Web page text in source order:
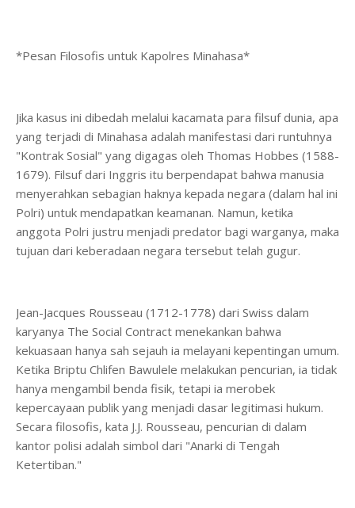
*Pesan Filosofis untuk Kapolres Minahasa*
Jika kasus ini dibedah melalui kacamata para filsuf dunia, apa
yang terjadi di Minahasa adalah manifestasi dari runtuhnya
"Kontrak Sosial" yang digagas oleh Thomas Hobbes (1588-
1679). Filsuf dari Inggris itu berpendapat bahwa manusia
menyerahkan sebagian haknya kepada negara (dalam hal ini
Polri) untuk mendapatkan keamanan. Namun, ketika
anggota Polri justru menjadi predator bagi warganya, maka
tujuan dari keberadaan negara tersebut telah gugur.
Jean-Jacques Rousseau (1712-1778) dari Swiss dalam
karyanya The Social Contract menekankan bahwa
kekuasaan hanya sah sejauh ia melayani kepentingan umum.
Ketika Briptu Chlifen Bawulele melakukan pencurian, ia tidak
hanya mengambil benda fisik, tetapi ia merobek
kepercayaan publik yang menjadi dasar legitimasi hukum.
Secara filosofis, kata J.J. Rousseau, pencurian di dalam
kantor polisi adalah simbol dari "Anarki di Tengah
Ketertiban."